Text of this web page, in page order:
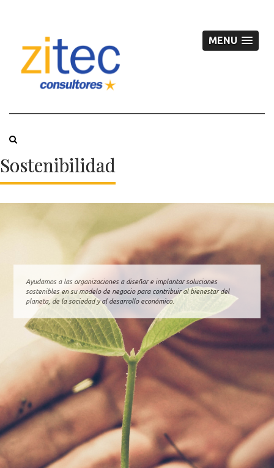
MENU
Sostenibilidad
Ayudamos a las organizaciones a diseñar e implantar soluciones
sostenibles en su modelo de negocio para contribuir al bienestar del
planeta, de la sociedad y al desarrollo económico.